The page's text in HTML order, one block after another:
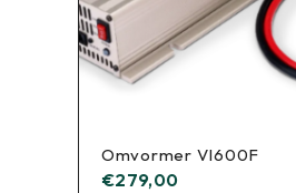
Omvormer VI600F
€279,00